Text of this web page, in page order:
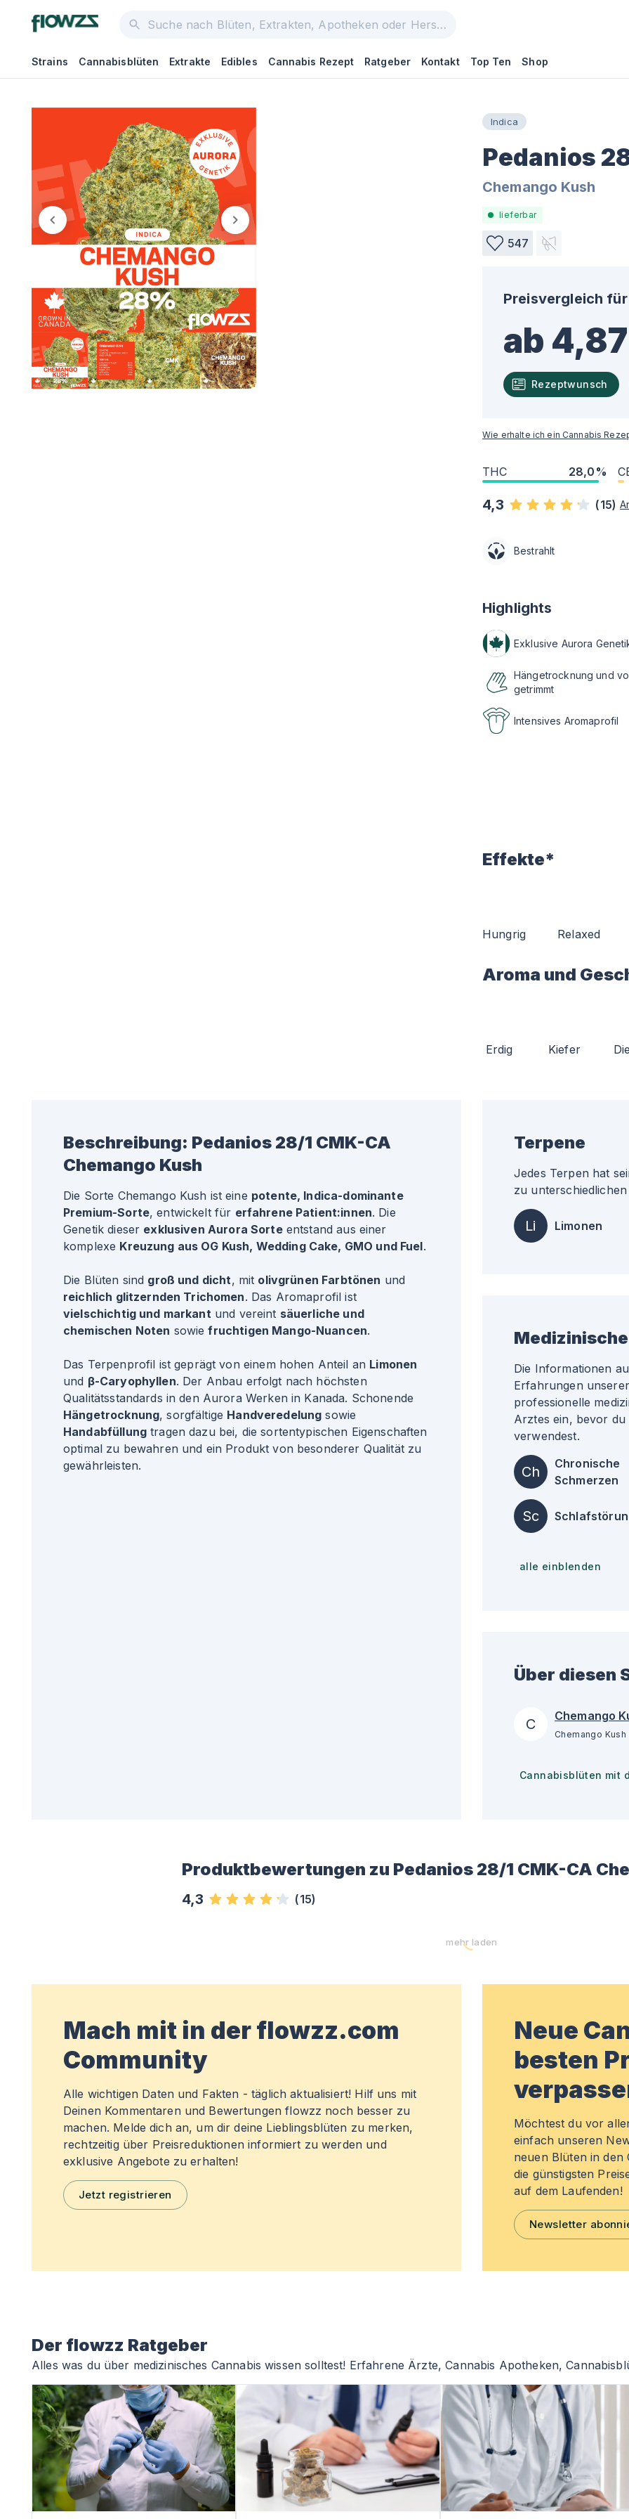
Strains Cannabisblüten Extrakte Edibles Cannabis Rezept Ratgeber Kontakt Top Ten Shop
Indica
Pedanios
Chemango Kush
lieferbar
547
Preisvergleich für
ab
Rezeptwunsch
Wie erhalte ich ein Cannabis
THC 28,0%
4,3 (15)
Bestrahlt
Highlights
Exklusive Aurora
Hängetrocknung und
getrimmt
Intensives Aromaprofil
Effekte*
Hungrig Relaxed
Aroma und
Erdig Kiefer
Beschreibung: Pedanios 28/1 CMK-CA
Chemango Kush
Die Sorte Chemango Kush ist eine potente, Indica-dominante
Premium-Sorte, entwickelt für erfahrene Patient:innen. Die
Genetik dieser exklusiven Aurora Sorteentstand aus einer
komplexe Kreuzung aus OG Kush, Wedding Cake, GMO und Fuel.
Die Blüten sind groß und dicht, mit olivgrünen Farbtönen und
reichlich glitzernden Trichomen. Das Aromaprofil ist
vielschichtig und markantund vereint säuerliche und
chemischen Noten sowiefruchtigen Mango-Nuancen.
Das Terpenprofil ist geprägt von einem hohen Anteil an Limonen
und β-Caryophyllen. Der Anbau erfolgt nach höchsten
Qualitätsstandards in den Aurora Werken in Kanada. Schonende
Hängetrocknung, sorgfältige Handveredelung sowie
Handabfüllungtragen dazu bei, die sortentypischen Eigenschaften
optimal zu bewahren und ein Produkt von besonderer Qualität zu
gewährleisten.
Terpene
Jedes Terpen hat
zu
Li Limonen
Die Informationen
Erfahrungen
professionelle
Arztes ein, bevor
verwendest.
Ch
Chronische
Schmerzen
Sc
alle einblenden
Über diesen
C Chemango
Cannabisblüten mit
Produktbewertungen zu Pedanios 28/1 CMK-CA
4,3 (15)
mehr laden
Mach mit in der flowzz.com
Community
Alle wichtigen Daten und Fakten - täglich aktualisiert! Hilf uns mit
Deinen Kommentaren und Bewertungen flowzz noch besser zu
machen. Melde dich an, um dir deine Lieblingsblüten zu merken,
rechtzeitig über Preisreduktionen informiert zu werden und
exklusive Angebote zu erhalten!
Jetzt registrieren
Neue
besten
Möchtest du vor
einfach unseren
neuen Blüten in den
die günstigsten
auf dem Laufenden!
Newsletter
Der flowzz Ratgeber
Alles was du über medizinisches Cannabis wissen solltest! Erfahrene Ärzte, Cannabis Apotheken,